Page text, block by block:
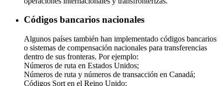
Códigos bancarios nacionales
Algunos países también han implementado códigos bancarios
o sistemas de compensación nacionales para transferencias
dentro de sus fronteras. Por ejemplo:
Números de ruta en Estados Unidos;
Números de ruta y números de transacción en Canadá;
Códigos Sort en el Reino Unido;